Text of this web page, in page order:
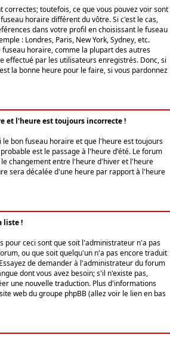
correctes; toutefois, ce que vous pouvez voir sont
horaire différent du vôtre. Si c'est le cas,
dans votre profil en choisissant le fuseau
: Londres, Paris, New York, Sydney, etc.
horaire, comme la plupart des autres
effectué par les utilisateurs enregistrés. Donc, si
la bonne heure pour le faire, si vous pardonnez
et l'heure est toujours incorrecte !
le bon fuseau horaire et que l'heure est toujours
est le passage à l'heure d'été. Le forum
changement entre l'heure d'hiver et l'heure
sera décalée d'une heure par rapport à l'heure
liste !
pour ceci sont que soit l'administrateur n'a pas
ou que soit quelqu'un n'a pas encore traduit
de demander à l'administrateur du forum
dont vous avez besoin; s'il n'existe pas,
une nouvelle traduction. Plus d'informations
web du groupe phpBB (allez voir le lien en bas